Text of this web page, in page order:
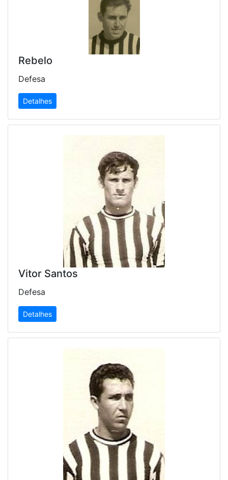
Rebelo
Defesa
Detalhes
Vitor Santos
Defesa
Detalhes